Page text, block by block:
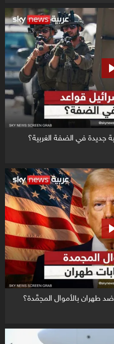
جديدة في الضفة الغربية؟
طهران بالأموال المجمَّدة؟